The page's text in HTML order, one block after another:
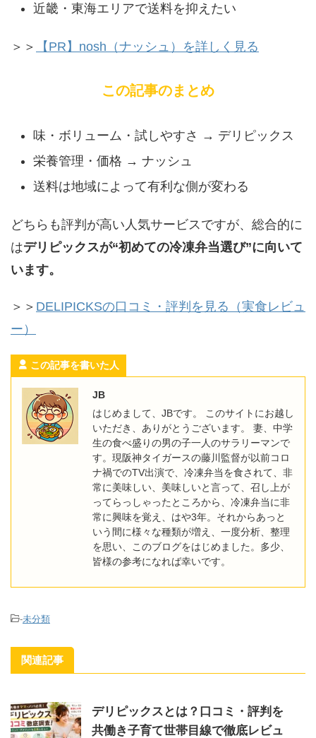
近畿・東海エリアで送料を抑えたい
＞＞ 【PR】nosh（ナッシュ）を詳しく見る
この記事のまとめ
味・ボリューム・試しやすさ → デリピックス
栄養管理・価格 → ナッシュ
送料は地域によって有利な側が変わる
どちらも評判が高い人気サービスですが、総合的に
はデリピックスが“初めての冷凍弁当選び”に向いて
います。
＞＞ DELIPICKSの口コミ・評判を見る（実食レビュ
ー）
この記事を書いた人
JB
はじめまして、JBです。 このサイトにお越し
いただき、ありがとうございます。 妻、中学
生の食べ盛りの男の子一人のサラリーマンで
す。現阪神タイガースの藤川監督が以前コロ
ナ禍でのTV出演で、冷凍弁当を食されて、非
常に美味しい、美味しいと言って、召し上が
ってらっしゃったところから、冷凍弁当に非
常に興味を覚え、はや3年。それからあっと
いう間に様々な種類が増え、一度分析、整理
を思い、このブログをはじめました。多少、
皆様の参考になれば幸いです。
-未分類
関連記事
デリピックスとは？口コミ・評判を
共働き子育て世帯目線で徹底レビュ